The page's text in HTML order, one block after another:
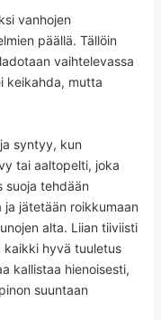
vanhojen
päällä. Tällöin
vaihtelevassa
keikahda, mutta
syntyy, kun
tai aaltopelti, joka
suoja tehdään
jätetään roikkumaan
alta. Liian tiiviisti
kaikki hyvä tuuletus
kallistaa hienoisesti,
suuntaan